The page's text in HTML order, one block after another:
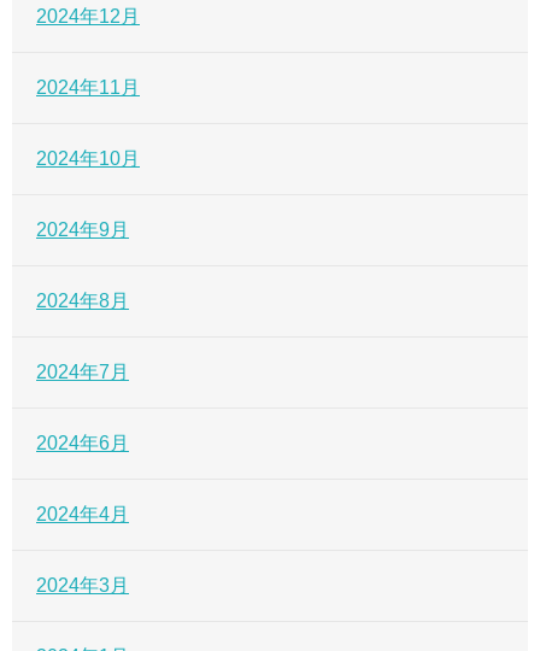
2024年12月
2024年11月
2024年10月
2024年9月
2024年8月
2024年7月
2024年6月
2024年4月
2024年3月